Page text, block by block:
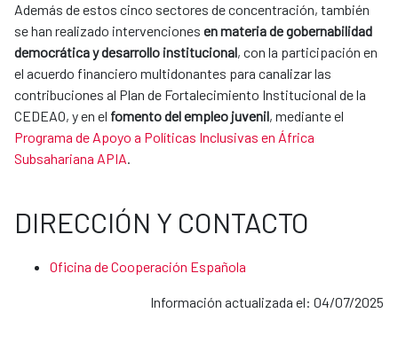
Además de estos cinco sectores de concentración, también
se han realizado intervenciones en materia de gobernabilidad
democrática y desarrollo institucional, con la participación en
el acuerdo financiero multidonantes para canalizar las
contribuciones al Plan de Fortalecimiento Institucional de la
CEDEAO, y en el fomento del empleo juvenil, mediante el
Programa de Apoyo a Políticas Inclusivas en África
Subsahariana APIA.
DIRECCIÓN Y CONTACTO
Oficina de Cooperación Española
Información actualizada el: 04/07/2025